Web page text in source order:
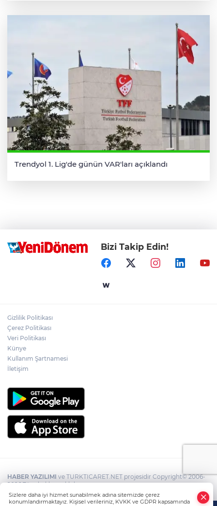
Trendyol 1. Lig'de günün VAR'ları açıklandı
Bizi Takip Edin!
Gizlilik Politikası
Çerez Politikası
Veri Politikası
Künye
Kullanım Şartnamesi
İletişim
HABER YAZILIMI ve TURKTICARET.NET projesidir Copyright© 2006-
2026 Tüm hakları saklıdır.
Sizlere daha iyi hizmet sunabilmek adına sitemizde çerez
konumlandırmaktayız. Kişisel verileriniz, KVKK ve GDPR kapsamında